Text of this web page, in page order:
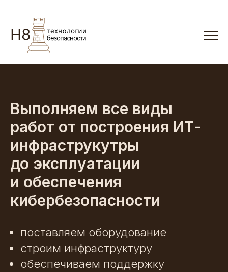
Выполняем все виды
работ от построения ИТ-
инфраструкутры
до эксплуатации
и обеспечения
кибербезопасности
поставляем оборудование
строим инфраструктуру
обеспечиваем поддержку